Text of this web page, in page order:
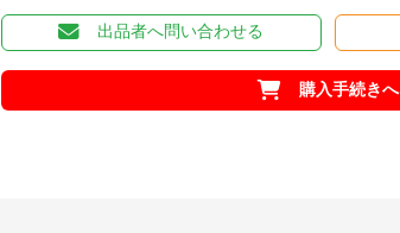
出品者へ問い合わせる
購入手続きへ